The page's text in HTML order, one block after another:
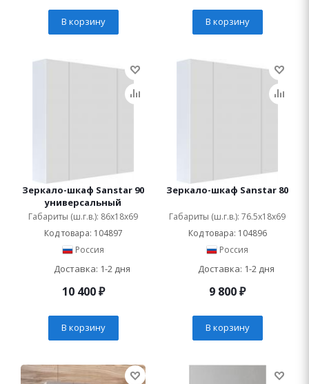
В корзину В корзину
Зеркало-шкаф Sanstar 90
универсальный
Габариты (ш.г.в.): 86x18x69
Код товара: 104897
Россия
Доставка: 1-2 дня
10 400₽
В корзину
Зеркало-шкаф Sanstar 80
Габариты (ш.г.в.): 76.5x18x69
Код товара: 104896
Россия
Доставка: 1-2 дня
9 800₽
В корзину